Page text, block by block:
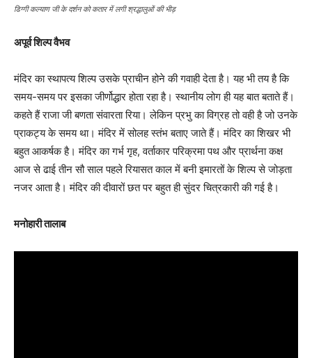
डिग्गी कल्याण जी के दर्शन को कतार में लगी श्रद्धालुओं की भीड़
अपूर्व शिल्प वैभव
मंदिर का स्थापत्य शिल्प उसके प्राचीन होने की गवाही देता है। यह भी तय है कि
समय-समय पर इसका जीर्णोद्धार होता रहा है। स्थानीय लोग ही यह बात बताते हैं।
कहते हैं राजा जी बणता संवारता रिया। लेकिन प्रभु का विग्रह तो वही है जो उनके
प्राकट्य के समय था। मंदिर में सोलह स्तंभ बताए जाते हैं। मंदिर का शिखर भी
बहुत आकर्षक है। मंदिर का गर्भ गृह, वर्ताकार परिक्रमा पथ और प्रार्थना कक्ष
आज से ढाई तीन सौ साल पहले रियासत काल में बनी इमारतों के शिल्प से जोड़ता
नजर आता है। मंदिर की दीवारों छत पर बहुत ही सुंदर चित्रकारी की गई है।
मनोहारी तालाब